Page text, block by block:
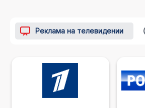
Реклама на телевидении